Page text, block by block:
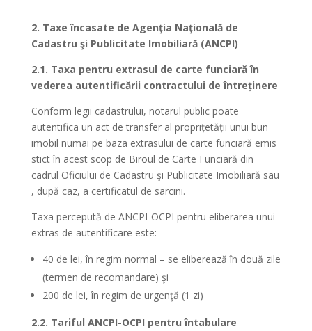
2. Taxe încasate de Agenţia Naţională de
Cadastru şi Publicitate Imobiliară (ANCPI)
2.1. Taxa pentru extrasul de carte funciară în
vederea autentificării contractului de întreținere
Conform legii cadastrului, notarul public poate
autentifica un act de transfer al proprițetății unui bun
imobil numai pe baza extrasului de carte funciară emis
stict în acest scop de Biroul de Carte Funciară din
cadrul Oficiului de Cadastru şi Publicitate Imobiliară sau
, după caz, a certificatul de sarcini.
Taxa percepută de ANCPI-OCPI pentru eliberarea unui
extras de autentificare este:
40 de lei, în regim normal – se eliberează în două zile
(termen de recomandare) şi
200 de lei, în regim de urgenţă (1 zi)
2.2. Tariful ANCPI-OCPI pentru întabulare